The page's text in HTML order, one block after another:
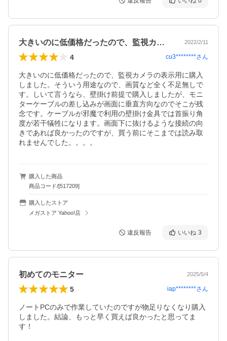
大きいのに低価格だったので、監視カメラ… 2022/2/11
4 cu3********さん
大きいのに低価格だったので、監視カメラの表示用に購入
しました。そういう用途なので、画質など全く不足無しで
す。しいて言うなら、壁掛け前提で購入しましたが、モニ
ターケーブルの差し込みが画面に垂直方向なのでそこが残
念です。ケーブルが邪魔で利用の壁掛け金具では首振り角
度が若干犠牲になります。画面下に抜けるような接続の向
きであれば良かったのですが、買う前にそこまでは読み取
れませんでした。。。。
購入した商品
商品コード/[517209]
購入したストア
メガストア Yahoo!店
違反報告 いいね 3
初めてのモニター 2025/5/4
5 iap********さん
ノートPCのみで作業していたのですが物足りなくなり購入
しました。結論、もっと早く買えば良かったと思ってま
す！